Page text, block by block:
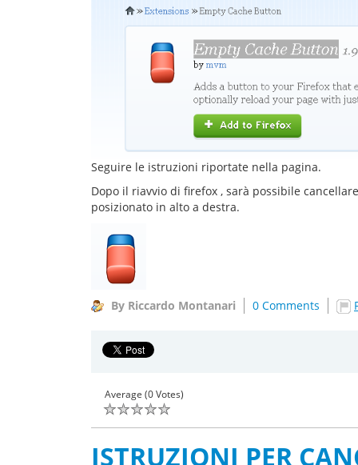
Seguire le istruzioni riportate nella pagina.
Dopo il riavvio di firefox , sarà possibile
posizionato in alto a destra.
By Riccardo Montanari 0 Comments
Average (0 Votes)
ISTRUZIONI PER